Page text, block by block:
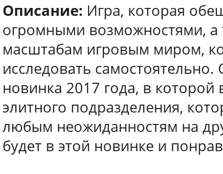
Описание: Игра, которая
огромными возможностями,
масштабам игровым миром,
исследовать
новинка 2017 года, в
элитного подразделения,
любым неожиданностям на
будет в этой новинке и